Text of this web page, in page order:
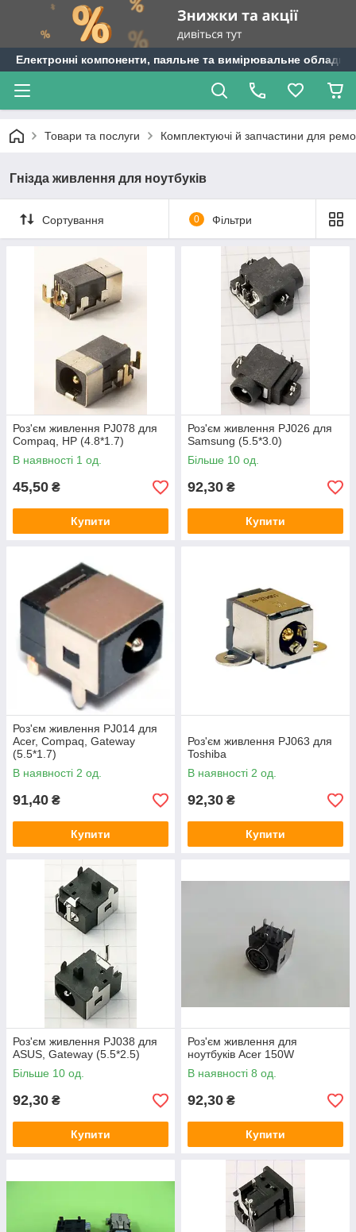
Електронні компоненти, паяльне та вимірювальне
Товари та послуги Комплектуючі й запчастини для
Гнізда живлення для ноутбуків
Сортування 0 Фільтри
Роз'єм живлення PJ078 для
Compaq, HP (4.8*1.7)
В наявності 1 од.
45,50 ₴
Купити
Роз'єм живлення PJ026 для
Samsung (5.5*3.0)
Більше 10 од.
92,30 ₴
Купити
Роз'єм живлення PJ014 для
Acer, Compaq, Gateway
(5.5*1.7)
В наявності 2 од.
91,40 ₴
Купити
Роз'єм живлення PJ063 для
Toshiba
В наявності 2 од.
92,30 ₴
Купити
Роз'єм живлення PJ038 для
ASUS, Gateway (5.5*2.5)
Більше 10 од.
92,30 ₴
Купити
Роз'єм живлення для
ноутбуків Acer 150W
В наявності 8 од.
92,30 ₴
Купити